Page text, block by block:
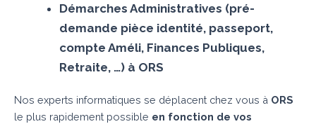
Démarches Administratives (pré-
demande pièce identité, passeport,
compte Améli, Finances Publiques,
Retraite, …) à ORS
Nos experts informatiques se déplacent chez vous à ORS
le plus rapidement possible en fonction de vos